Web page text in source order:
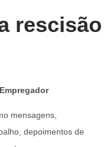
rescisão
mensagens,
depoimentos de